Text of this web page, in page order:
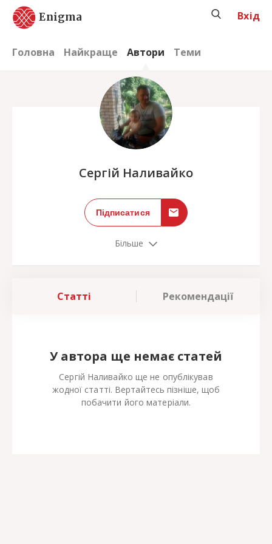
Enigma
Головна Найкраще Автори Теми
Вхід
Сергій Наливайко
Підписатися
Більше
Статті Рекомендації
У автора ще немає статей
Сергій Наливайко ще не опублікував
жодної статті. Вертайтесь пізніше, щоб
побачити його матеріали.